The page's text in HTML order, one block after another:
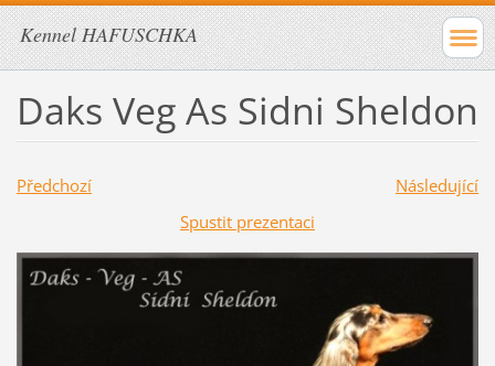
Kennel HAFUSCHKA
Daks Veg As Sidni Sheldon
Předchozí
Následující
Spustit prezentaci